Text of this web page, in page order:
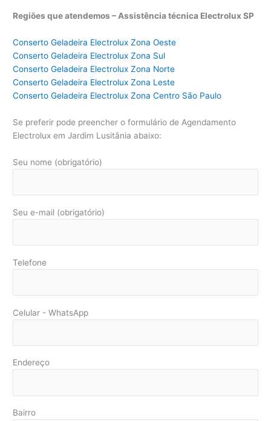
Regiões que atendemos – Assistência técnica Electrolux SP
Conserto Geladeira Electrolux Zona Oeste
Conserto Geladeira Electrolux Zona Sul
Conserto Geladeira Electrolux Zona Norte
Conserto Geladeira Electrolux Zona Leste
Conserto Geladeira Electrolux Zona Centro São Paulo
Se preferir pode preencher o formulário de Agendamento
Electrolux em Jardim Lusitânia abaixo:
Seu nome (obrigatório)
Seu e-mail (obrigatório)
Telefone
Celular - WhatsApp
Endereço
Bairro